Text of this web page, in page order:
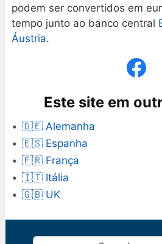
podem ser convertidos em
tempo junto ao banco central
Áustria.
Este site em
🇩🇪 Alemanha
🇪🇸 Espanha
🇫🇷 França
🇮🇹 Itália
🇬🇧 UK